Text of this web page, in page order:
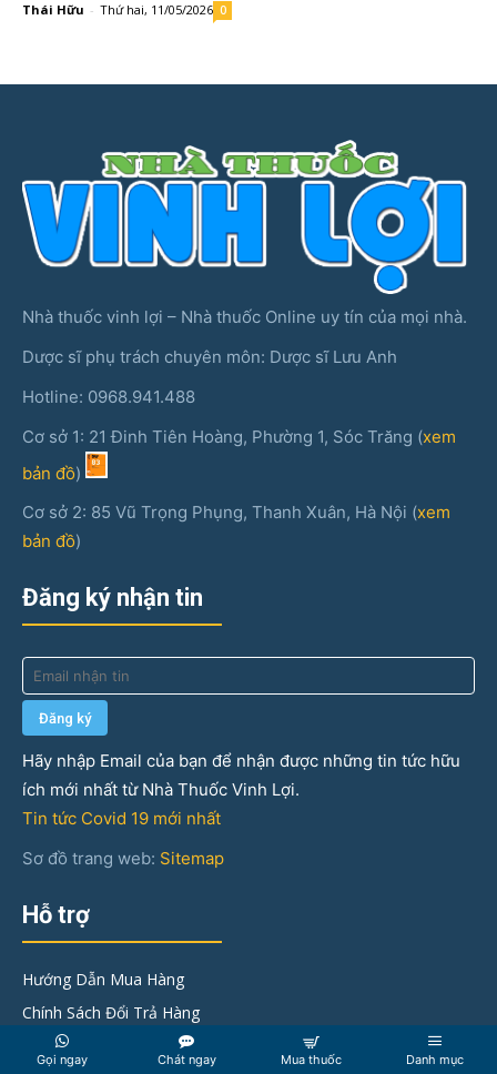
Thái Hữu - Thứ hai, 11/05/2026 0
Nhà thuốc vinh lợi – Nhà thuốc Online uy tín của mọi nhà.
Dược sĩ phụ trách chuyên môn: Dược sĩ Lưu Anh
Hotline: 0968.941.488
Cơ sở 1: 21 Đinh Tiên Hoàng, Phường 1, Sóc Trăng (xem
bản đồ)
Cơ sở 2: 85 Vũ Trọng Phụng, Thanh Xuân, Hà Nội (xem
bản đồ)
Đăng ký nhận tin
Hãy nhập Email của bạn để nhận được những tin tức hữu
ích mới nhất từ Nhà Thuốc Vinh Lợi.
Tin tức Covid 19 mới nhất
Sơ đồ trang web: Sitemap
Hỗ trợ
Hướng Dẫn Mua Hàng
Chính Sách Đổi Trả Hàng
Góp ý & khiếu nại
Gọi ngay Chát ngay Mua thuốc Danh mục